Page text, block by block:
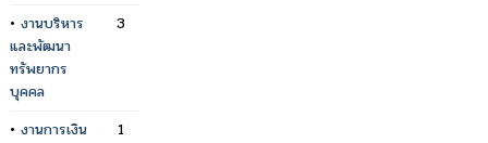
• งานบริหาร
และพัฒนา
ทรัพยากร
บุคคล
3
• งานการเงิน
1